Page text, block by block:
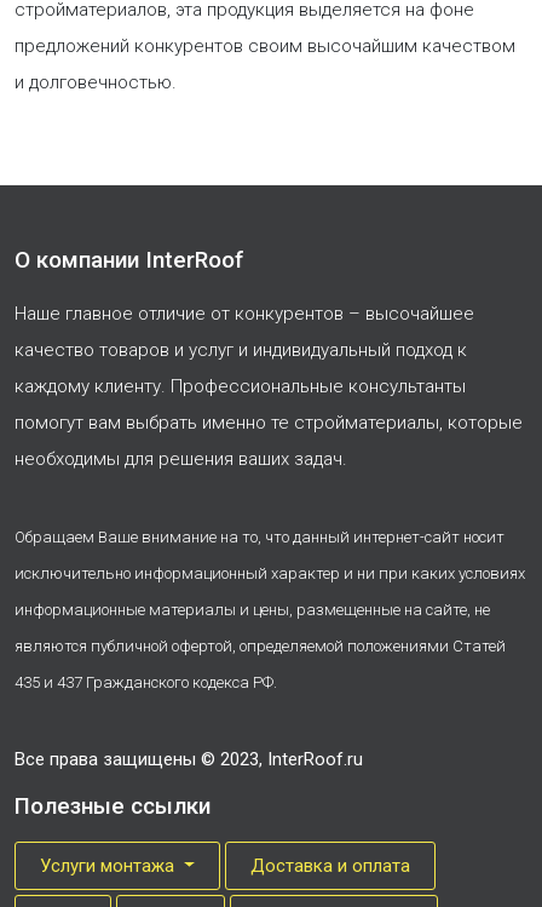
стройматериалов, эта продукция выделяется на фоне
предложений конкурентов своим высочайшим качеством
и долговечностью.
О компании InterRoof
Наше главное отличие от конкурентов – высочайшее
качество товаров и услуг и индивидуальный подход к
каждому клиенту. Профессиональные консультанты
помогут вам выбрать именно те стройматериалы, которые
необходимы для решения ваших задач.
Обращаем Ваше внимание на то, что данный интернет-сайт носит
исключительно информационный характер и ни при каких условиях
информационные материалы и цены, размещенные на сайте, не
являются публичной офертой, определяемой положениями Статей
435 и 437 Гражданского кодекса РФ.
Все права защищены © 2023, InterRoof.ru
Полезные ссылки
Услуги монтажа Доставка и оплата